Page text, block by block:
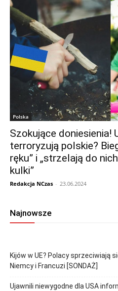
Polska
Szokujące doniesienia!
terroryzują polskie?
ręku” i „strzelają do
kulki”
Redakcja NCzas - 23.06.2024
Najnowsze
Kijów w UE? Polacy sprzeciwiają
Niemcy i Francuzi [SONDAŻ]
Ujawnili niewygodne dla USA